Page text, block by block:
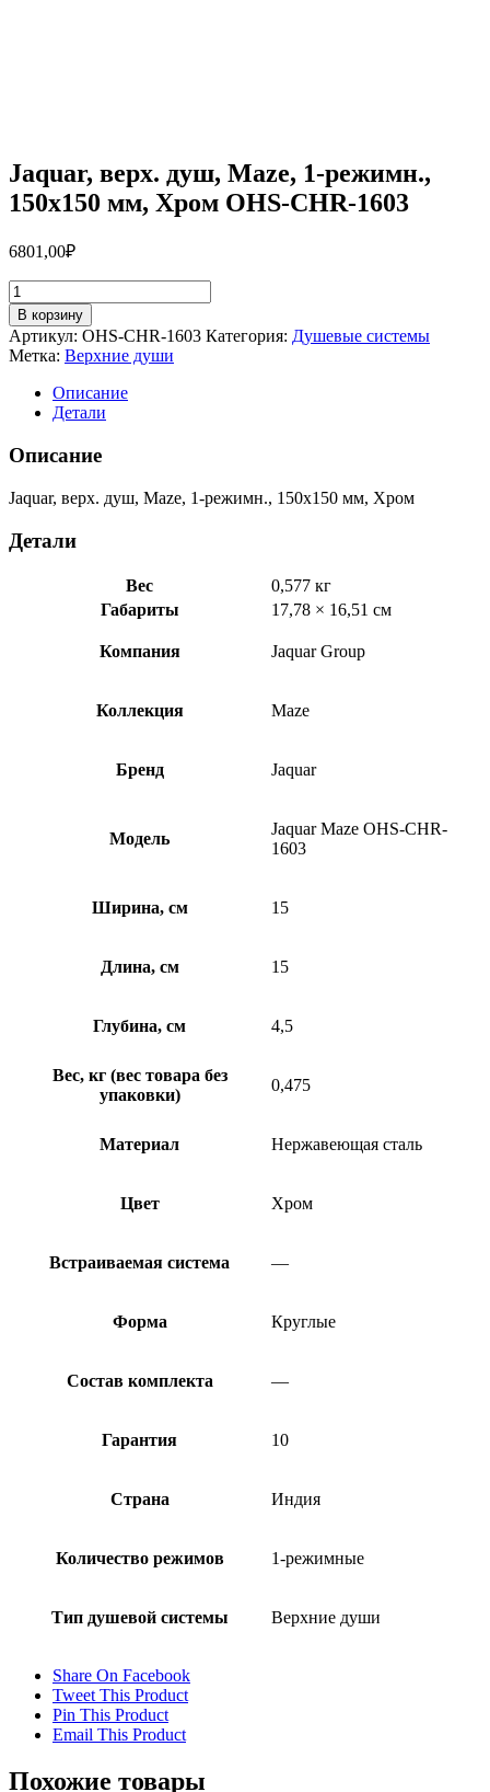
Jaquar, верх. душ, Maze, 1-режимн.,
150х150 мм, Хром OHS-CHR-1603
6801,00₽
Количество
товара
Jaquar,
верх.
душ,
Maze,
режимн.,
150х150
мм,
OHS-
1603
В корзину
Артикул: OHS-CHR-1603 Категория: Душевые системы
Метка: Верхние души
Описание
Детали
Описание
Jaquar, верх. душ, Maze, 1-режимн., 150х150 мм, Хром
Детали
Вес
0,577 кг
Габариты
17,78 × 16,51 см
Компания Jaquar Group
Коллекция Maze
Бренд Jaquar
Модель
Jaquar Maze OHS-CHR-
1603
Ширина, см 15
Длина, см 15
Глубина, см 4,5
Вес, кг (вес товара без
упаковки)
0,475
Материал Нержавеющая сталь
Цвет Хром
Встраиваемая система —
Форма Круглые
Состав комплекта —
Гарантия 10
Страна Индия
Количество режимов 1-режимные
Тип душевой системы Верхние души
Share On Facebook
Tweet This Product
Pin This Product
Email This Product
Похожие товары